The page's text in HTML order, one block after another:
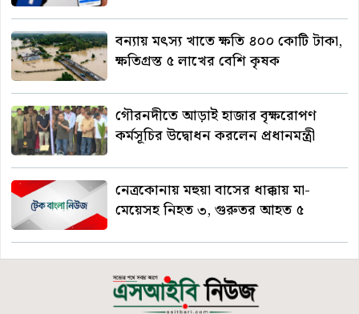
বন্যায় মৎস্য খাতে ক্ষতি ৪০০ কোটি টাকা,
ক্ষতিগ্রস্ত ৫ লাখের বেশি কৃষক
গৌরনদীতে আড়াই হাজার বৃক্ষরোপণ
কর্মসূচির উদ্বোধন করলেন প্রধানমন্ত্রী
নেত্রকোনায় মহুয়া বাসের ধাক্কায় মা-
মেয়েসহ নিহত ৩, গুরুতর আহত ৫